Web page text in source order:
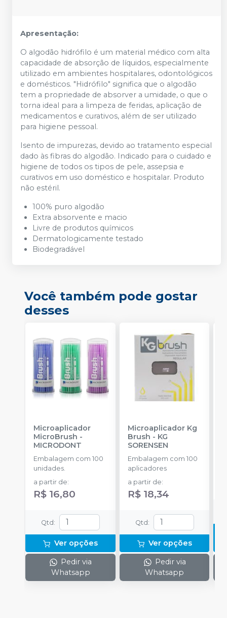
Apresentação:
O algodão hidrófilo é um material médico com alta
capacidade de absorção de líquidos, especialmente
utilizado em ambientes hospitalares, odontológicos
e domésticos. "Hidrófilo" significa que o algodão
tem a propriedade de absorver a umidade, o que o
torna ideal para a limpeza de feridas, aplicação de
medicamentos e curativos, além de ser utilizado
para higiene pessoal.
Isento de impurezas, devido ao tratamento especial
dado às fibras do algodão. Indicado para o cuidado e
higiene de todos os tipos de pele, assepsia e
curativos em uso doméstico e hospitalar. Produto
não estéril.
100% puro algodão
Extra absorvente e macio
Livre de produtos químicos
Dermatologicamente testado
Biodegradável
Você também pode gostar
desses
Microaplicador
MicroBrush -
MICRODONT
Embalagem com 100
unidades.
a partir de:
R$ 16,80
Qtd :
Ver opções
Pedir via
Whatsapp
Microaplicador Kg
Brush - KG
SORENSEN
Embalagem com 100
aplicadores
a partir de:
R$ 18,34
Qtd :
Ver opções
Pedir via
Whatsapp